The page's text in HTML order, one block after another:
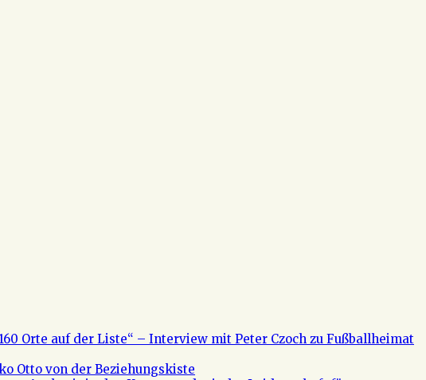
Orte auf der Liste“ – Interview mit Peter Czoch zu Fußballheimat
Otto von der Beziehungskiste